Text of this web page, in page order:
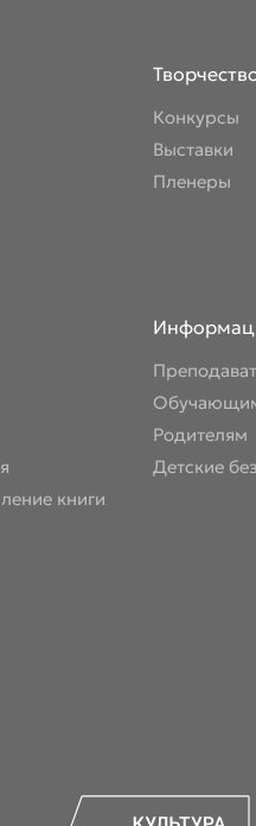
Конкурсы
Выставки
Пленеры
книги
Родителям
Детские